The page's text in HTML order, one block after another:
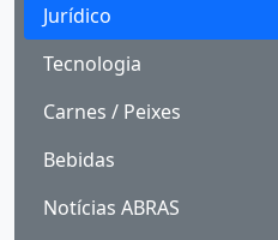
Jurídico
Tecnologia
Carnes / Peixes
Bebidas
Notícias ABRAS